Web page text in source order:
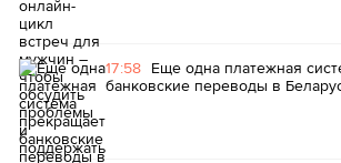
17:58 Еще одна платежная
банковские переводы в